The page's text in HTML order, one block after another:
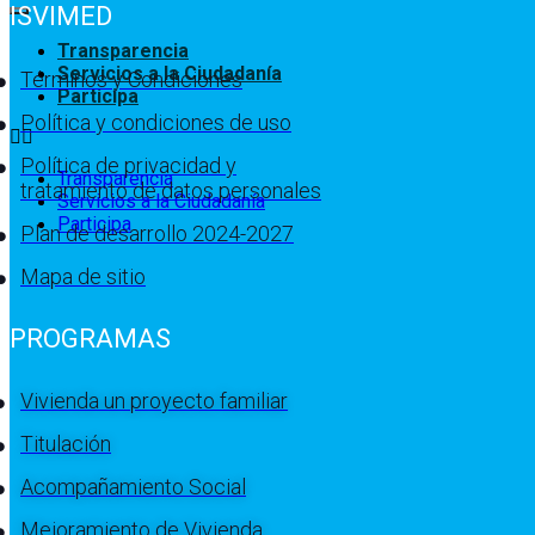
Transparencia
Servicios a la Ciudadanía
Participa
Transparencia
Servicios a la Ciudadanía
Participa
ISVIMED
Términos y Condiciones
Política y condiciones de uso
Política de privacidad y
tratamiento de datos personales
Plan de desarrollo 2024-2027
Mapa de sitio
PROGRAMAS
Vivienda un proyecto familiar
Titulación
Acompañamiento Social
Mejoramiento de Vivienda